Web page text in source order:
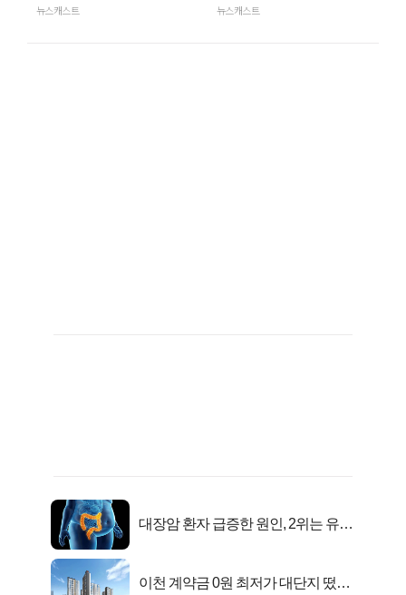
뉴스캐스트 뉴스캐스트
대장암 환자 급증한 원인, 2위는 유산
이천 계약금 0원 최저가 대단지 떴다!